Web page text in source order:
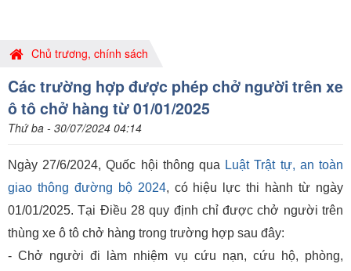
Chủ trương, chính sách
Các trường hợp được phép chở người trên xe
ô tô chở hàng từ 01/01/2025
Thứ ba - 30/07/2024 04:14
Ngày 27/6/2024, Quốc hội thông qua Luật Trật tự, an toàn
giao thông đường bộ 2024, có hiệu lực thi hành từ ngày
01/01/2025. Tại Điều 28 quy định chỉ được chở người trên
thùng xe ô tô chở hàng trong trường hợp sau đây:
- Chở người đi làm nhiệm vụ cứu nạn, cứu hộ, phòng,